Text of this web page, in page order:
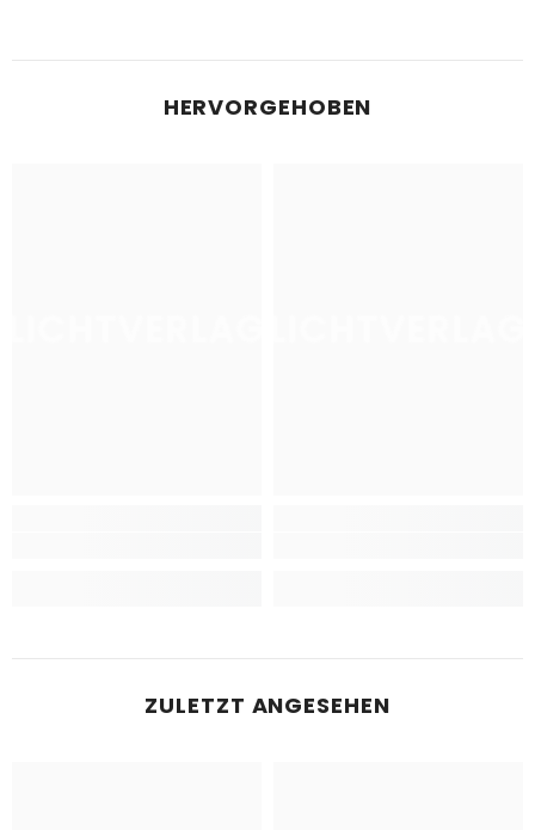
HERVORGEHOBEN
ZULETZT ANGESEHEN